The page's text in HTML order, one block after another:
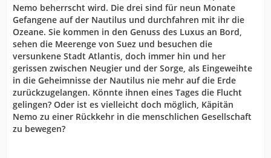
Nemo beherrscht wird. Die drei sind für neun Monate
Gefangene auf der Nautilus und durchfahren mit ihr die
Ozeane. Sie kommen in den Genuss des Luxus an Bord,
sehen die Meerenge von Suez und besuchen die
versunkene Stadt Atlantis, doch immer hin und her
gerissen zwischen Neugier und der Sorge, als Eingeweihte
in die Geheimnisse der Nautilus nie mehr auf die Erde
zurückzugelangen. Könnte ihnen eines Tages die Flucht
gelingen? Oder ist es vielleicht doch möglich, Käpitän
Nemo zu einer Rückkehr in die menschlichen Gesellschaft
zu bewegen?